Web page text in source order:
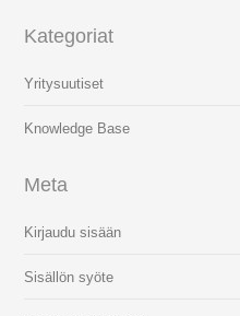
Kategoriat
Yritysuutiset
Knowledge Base
Meta
Kirjaudu sisään
Sisällön syöte